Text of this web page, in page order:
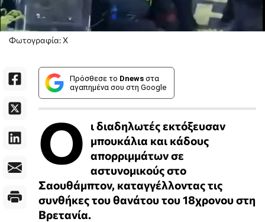
Φωτογραφία: X
Πρόσθεσε το Dnews στα
αγαπημένα σου στη Google
Ο ι διαδηλωτές εκτόξευσαν
μπουκάλια και κάδους
απορριμμάτων σε
αστυνομικούς στο
Σαουθάμπτον, καταγγέλλοντας τις
συνθήκες του θανάτου του 18χρονου στη
Βρετανία.